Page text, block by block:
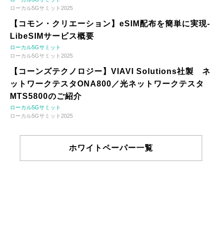
ローカル5Gサミット2025
【コモン・クリエーション】eSIM配布を簡単に実現-
LibeSIMサービス概要
ローカル5Gサミット
ローカル5Gサミット2025
【コーンズテクノロジー】VIAVI Solutions社製 ネ
ットワークテスタONA800／光ネットワークテスタ
MTS5800のご紹介
ローカル5Gサミット
ローカル5Gサミット2025
ホワイトペーパー一覧